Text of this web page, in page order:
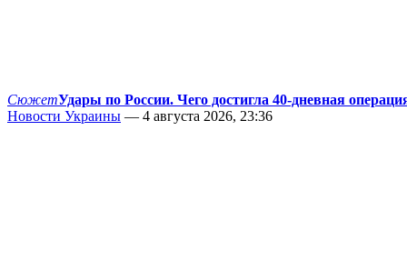
СюжетУдары по России. Чего достигла 40-дневная
Новости Украины — 4 августа 2026, 23:36